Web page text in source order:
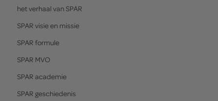
het verhaal van SPAR
SPAR visie en missie
SPAR formule
SPAR MVO
SPAR academie
SPAR geschiedenis